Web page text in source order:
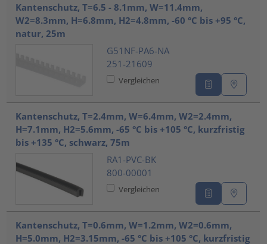
Kantenschutz, T=6.5 - 8.1mm, W=11.4mm,
W2=8.3mm, H=6.8mm, H2=4.8mm, -60 °C bis +95 °C,
natur, 25m
G51NF-PA6-NA
251-21609
Vergleichen
Kantenschutz, T=2.4mm, W=6.4mm, W2=2.4mm,
H=7.1mm, H2=5.6mm, -65 °C bis +105 °C, kurzfristig
bis +135 °C, schwarz, 75m
RA1-PVC-BK
800-00001
Vergleichen
Kantenschutz, T=0.6mm, W=1.2mm, W2=0.6mm,
H=5.0mm, H2=3.15mm, -65 °C bis +105 °C, kurzfristig